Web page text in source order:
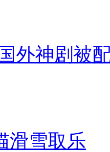
外神剧被
滑雪取乐